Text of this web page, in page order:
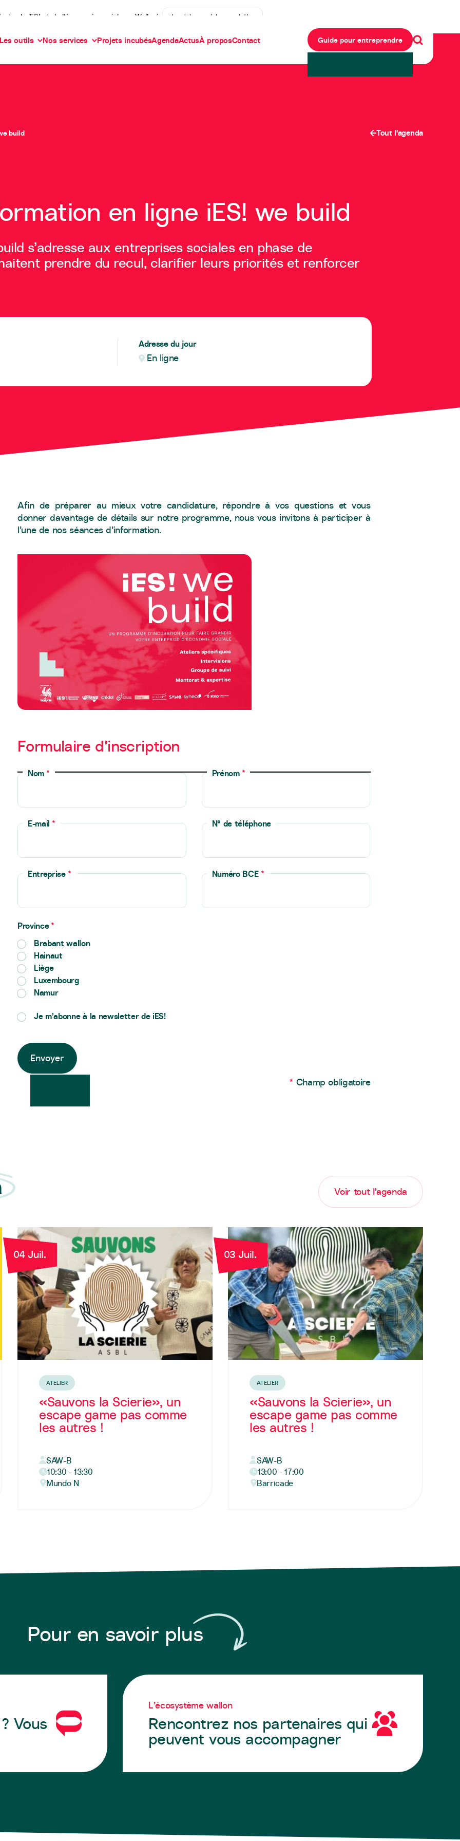
Les outils Nos services Projets incubésAgendaActusÀ proposContact Guide pour entreprendre
de iES! et de l’économie sociale en Wallonie Je m'abonne à la newsletter
build Tout l'agenda
en ligne iES! we build
s’adresse aux entreprises sociales en phase de
prendre du recul, clarifier leurs priorités et renforcer
Adresse du jour
En ligne
Afin de préparer au mieux votre candidature, répondre à vos questions et vous
donner davantage de détails sur notre programme, nous vous invitons à participer à
l’une de nos séances d’information.
Formulaire d’inscription
* Champ obligatoire
Nom * Prénom *
E-mail * N° de téléphone
Entreprise * Numéro BCE *
Province *
Brabant wallon
Hainaut
Liège
Luxembourg
Namur
Je m’abonne à la newsletter de iES!
Envoyer
04 Juil.
ATELIER
«Sauvons la Scierie», un
escape game pas comme
les autres !
SAW-B
10:30 - 13:30
Mundo N
03 Juil.
ATELIER
«Sauvons la Scierie», un
escape game pas comme
les autres !
SAW-B
13:00 - 17:00
Barricade
Voir tout l'agenda
Pour en savoir plus
Vous
L’écosystème wallon
Rencontrez nos partenaires qui
peuvent vous accompagner